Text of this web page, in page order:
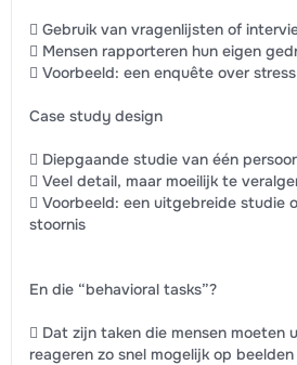
 Gebruik van vragenlijsten of
 Mensen rapporteren hun eigen
 Voorbeeld: een enquête over
Case study design
 Diepgaande studie van één
 Veel detail, maar moeilijk te
 Voorbeeld: een uitgebreide studie
stoornis
En die “behavioral tasks”?
 Dat zijn taken die mensen moeten
reageren zo snel mogelijk op